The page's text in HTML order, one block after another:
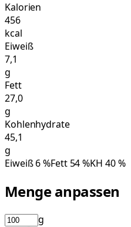
Kalorien
456
kcal
Eiweiß
7,1
g
Fett
27,0
g
Kohlenhydrate
45,1
g
Eiweiß6%Fett 54%KH 40%
Menge anpassen
g